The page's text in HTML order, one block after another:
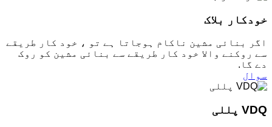
خودکار بلاک
اگر بنائی مشین ناکام ہوجاتا ہے تو ، خود کار طریقے
سے روکنے والا خود کار طریقے سے بنائی مشین کو روک
دے گا.
سوال
VDQ پللی